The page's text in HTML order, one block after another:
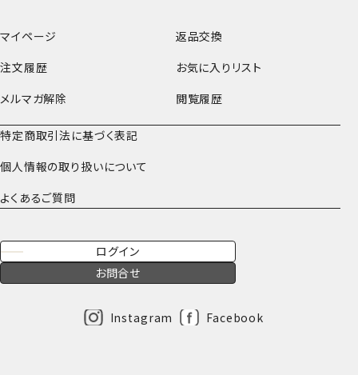
マイページ
返品交換
注文履歴
お気に入りリスト
メルマガ解除
閲覧履歴
特定商取引法に基づく表記
個人情報の取り扱いについて
よくあるご質問
ログイン
お問合せ
Instagram Facebook